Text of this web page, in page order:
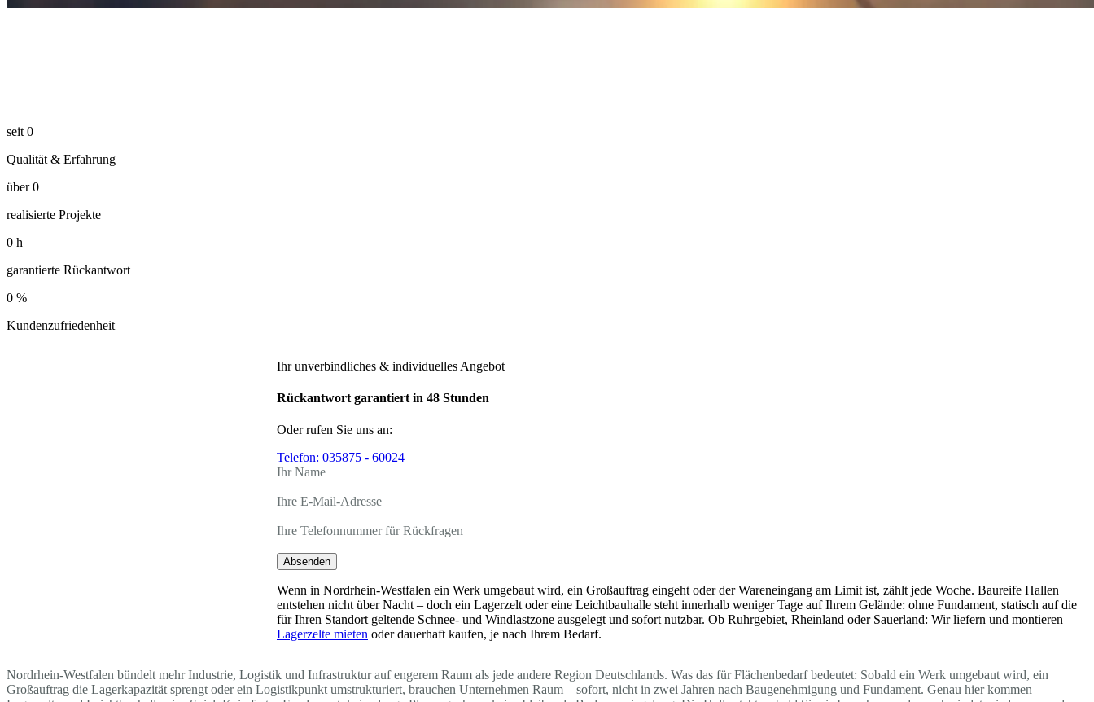
seit 0
Qualität & Erfahrung
über 0
realisierte Projekte
0 h
garantierte Rückantwort
0 %
Kundenzufriedenheit
Ihr unverbindliches & individuelles Angebot
Rückantwort garantiert in 48 Stunden
Oder rufen Sie uns an:
Telefon: 035875 - 60024
Ihr Name
Ihre E-Mail-Adresse
Ihre Telefonnummer für Rückfragen
Absenden
Wenn in Nordrhein-Westfalen ein Werk umgebaut wird, ein Großauftrag eingeht oder der Wareneingang am Limit ist, zählt jede Woche. Baureife Hallen
entstehen nicht über Nacht – doch ein Lagerzelt oder eine Leichtbauhalle steht innerhalb weniger Tage auf Ihrem Gelände: ohne Fundament, statisch auf die
für Ihren Standort geltende Schnee- und Windlastzone ausgelegt und sofort nutzbar. Ob Ruhrgebiet, Rheinland oder Sauerland: Wir liefern und montieren –
Lagerzelte mieten oder dauerhaft kaufen, je nach Ihrem Bedarf.
Nordrhein-Westfalen bündelt mehr Industrie, Logistik und Infrastruktur auf engerem Raum als jede andere Region Deutschlands. Was das für Flächenbedarf bedeutet: Sobald ein Werk umgebaut wird, ein
Großauftrag die Lagerkapazität sprengt oder ein Logistikpunkt umstrukturiert, brauchen Unternehmen Raum – sofort, nicht in zwei Jahren nach Baugenehmigung und Fundament. Genau hier kommen